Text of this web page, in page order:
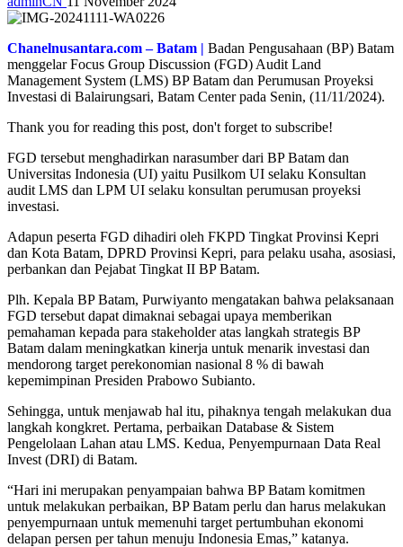
Chanelnusantara.com – Batam | Badan Pengusahaan (BP) Batam
menggelar Focus Group Discussion (FGD) Audit Land
Management System (LMS) BP Batam dan Perumusan Proyeksi
Investasi di Balairungsari, Batam Center pada Senin, (11/11/2024).
Thank you for reading this post, don't forget to subscribe!
FGD tersebut menghadirkan narasumber dari BP Batam dan
Universitas Indonesia (UI) yaitu Pusilkom UI selaku Konsultan
audit LMS dan LPM UI selaku konsultan perumusan proyeksi
investasi.
Adapun peserta FGD dihadiri oleh FKPD Tingkat Provinsi Kepri
dan Kota Batam, DPRD Provinsi Kepri, para pelaku usaha, asosiasi,
perbankan dan Pejabat Tingkat II BP Batam.
Plh. Kepala BP Batam, Purwiyanto mengatakan bahwa pelaksanaan
FGD tersebut dapat dimaknai sebagai upaya memberikan
pemahaman kepada para stakeholder atas langkah strategis BP
Batam dalam meningkatkan kinerja untuk menarik investasi dan
mendorong target perekonomian nasional 8 % di bawah
kepemimpinan Presiden Prabowo Subianto.
Sehingga, untuk menjawab hal itu, pihaknya tengah melakukan dua
langkah kongkret. Pertama, perbaikan Database & Sistem
Pengelolaan Lahan atau LMS. Kedua, Penyempurnaan Data Real
Invest (DRI) di Batam.
“Hari ini merupakan penyampaian bahwa BP Batam komitmen
untuk melakukan perbaikan, BP Batam perlu dan harus melakukan
penyempurnaan untuk memenuhi target pertumbuhan ekonomi
delapan persen per tahun menuju Indonesia Emas,” katanya.